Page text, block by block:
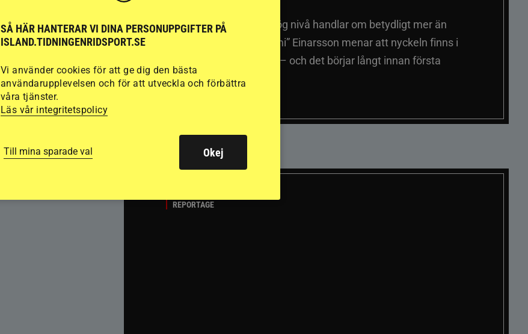
Del 1Att rida pass på hög nivå handlar om betydligt mer än
fart. Guðmundur “Gummi” Einarsson menar att nyckeln finns i
det många hoppar över – och det börjar långt innan första
passläggningen.
REPORTAGE
SÅ HÄR HANTERAR VI DINA PERSONUPPGIFTER PÅ
ISLAND.TIDNINGENRIDSPORT.SE
Vi använder cookies för att ge dig den bästa
användarupplevelsen och för att utveckla och förbättra
våra tjänster.
Läs vår integritetspolicy
Till mina sparade val Okej